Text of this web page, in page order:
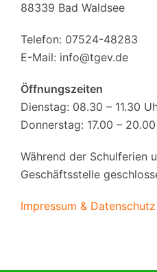
88339 Bad Waldsee
Telefon: 07524-48283
E-Mail: info@tgev.de
Öffnungszeiten
Dienstag: 08.30 – 11.30
Donnerstag: 17.00 –
Während der Schulferien
Geschäftsstelle
Impressum & Datenschutz